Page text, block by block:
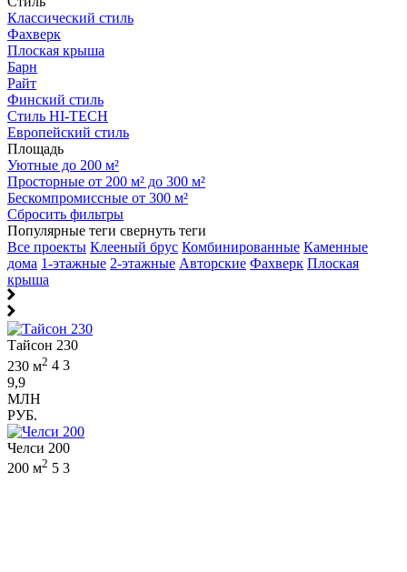
Классический стиль
Фахверк
Плоская крыша
Барн
Райт
Финский стиль
Стиль HI-TECH
Европейский стиль
Площадь
Уютные до 200 м²
Просторные от 200 м² до 300 м²
Бескомпромиссные от 300 м²
Сбросить фильтры
Популярные теги свернуть теги
Все проекты Клееный брус Комбинированные Каменные
дома 1-этажные 2-этажные Авторские Фахверк Плоская
крыша
Тайсон 230
230 м2 4 3
9,9
МЛН
РУБ.
Челси 200
200 м2 5 3